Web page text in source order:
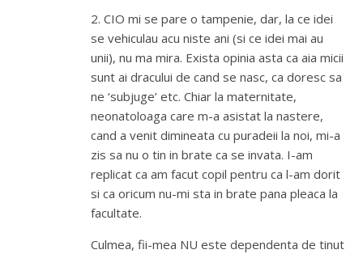
2. CIO mi se pare o tampenie, dar, la ce idei
se vehiculau acu niste ani (si ce idei mai au
unii), nu ma mira. Exista opinia asta ca aia micii
sunt ai dracului de cand se nasc, ca doresc sa
ne ‘subjuge’ etc. Chiar la maternitate,
neonatoloaga care m-a asistat la nastere,
cand a venit dimineata cu puradeii la noi, mi-a
zis sa nu o tin in brate ca se invata. I-am
replicat ca am facut copil pentru ca l-am dorit
si ca oricum nu-mi sta in brate pana pleaca la
facultate.
Culmea, fii-mea NU este dependenta de tinut